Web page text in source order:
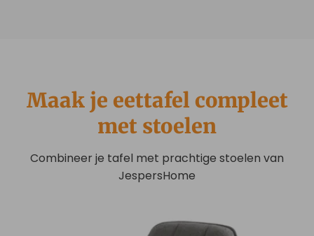
Maak je eettafel compleet
met stoelen
Combineer je tafel met prachtige stoelen van
JespersHome